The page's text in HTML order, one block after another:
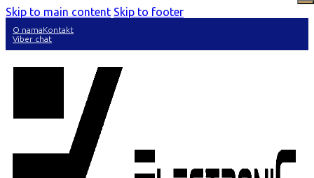
Skip to main content Skip to footer
O namaKontakt
Viber chat